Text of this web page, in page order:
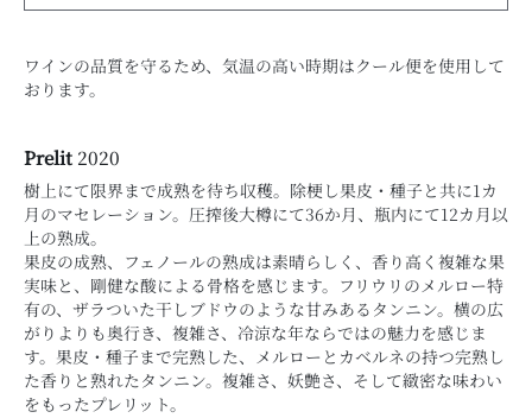
ワインの品質を守るため、気温の高い時期はクール便を使用して
おります。
Prelit 2020
樹上にて限界まで成熟を待ち収穫。除梗し果皮・種子と共に1カ
月のマセレーション。圧搾後大樽にて36か月、瓶内にて12カ月以
上の熟成。
果皮の成熟、フェノールの熟成は素晴らしく、香り高く複雑な果
実味と、剛健な酸による骨格を感じます。フリウリのメルロー特
有の、ザラついた干しブドウのような甘みあるタンニン。横の広
がりよりも奥行き、複雑さ、冷涼な年ならではの魅力を感じま
す。果皮・種子まで完熟した、メルローとカベルネの持つ完熟し
た香りと熟れたタンニン。複雑さ、妖艶さ、そして緻密な味わい
をもったプレリット。